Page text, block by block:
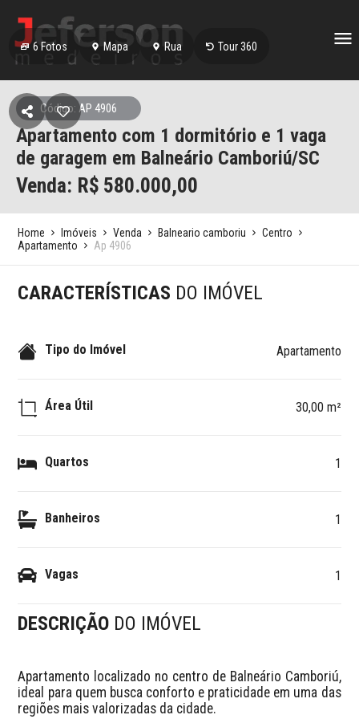
6 Fotos Mapa Rua Tour 360
Código: AP 4906
Apartamento com 1 dormitório e 1 vaga
de garagem em Balneário Camboriú/SC
Venda: R$ 580.000,00
Home Imóveis Venda Balneario camboriu
Centro
Apartamento
Ap 4906
CARACTERÍSTICAS DO IMÓVEL
Tipo do Imóvel Apartamento
Área Útil 30,00 m²
Quartos 1
Banheiros 1
Vagas 1
DESCRIÇÃO DO IMÓVEL
Apartamento localizado no centro de Balneário Camboriú,
ideal para quem busca conforto e praticidade em uma das
regiões mais valorizadas da cidade.